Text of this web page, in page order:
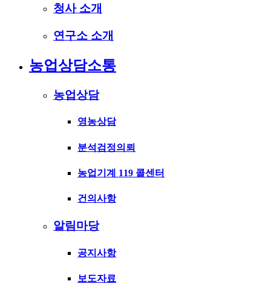
청사 소개
연구소 소개
농업상담소통
농업상담
영농상담
분석검정의뢰
농업기계 119 콜센터
건의사항
알림마당
공지사항
보도자료